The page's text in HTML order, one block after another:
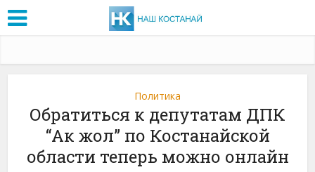
Политика
Обратиться к депутатам ДПК
“Ак жол” по Костанайской
области теперь можно онлайн